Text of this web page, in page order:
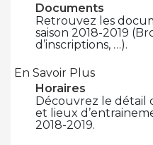
Documents
Retrouvez les
saison 2018-2019
d’inscriptions, …).
En Savoir Plus
Horaires
Découvrez le détail
et lieux
2018-2019.